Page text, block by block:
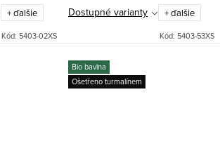
+ ďalšie
Kód: 5403-02XS
Dostupné varianty + ďalšie
Kód: 5403-53XS
Bio bavlna
Ošetřeno turmalínem